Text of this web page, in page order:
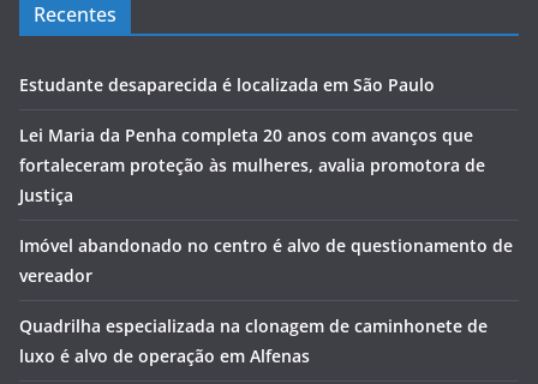
Recentes
Estudante desaparecida é localizada em São Paulo
Lei Maria da Penha completa 20 anos com avanços que
fortaleceram proteção às mulheres, avalia promotora de
Justiça
Imóvel abandonado no centro é alvo de questionamento de
vereador
Quadrilha especializada na clonagem de caminhonete de
luxo é alvo de operação em Alfenas